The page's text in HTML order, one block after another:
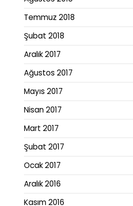
Temmuz 2018
Şubat 2018
Aralık 2017
Ağustos 2017
Mayıs 2017
Nisan 2017
Mart 2017
Şubat 2017
Ocak 2017
Aralık 2016
Kasım 2016